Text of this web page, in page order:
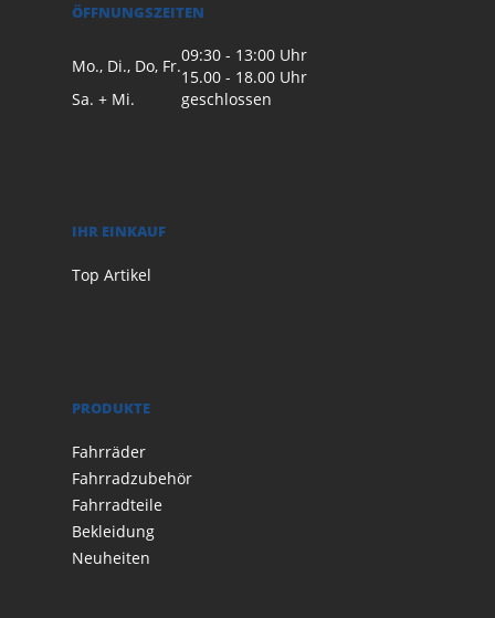
ÖFFNUNGSZEITEN
Mo., Di., Do, Fr.
09:30 - 13:00 Uhr
15.00 - 18.00 Uhr
Sa. + Mi.
geschlossen
IHR EINKAUF
Top Artikel
PRODUKTE
Fahrräder
Fahrradzubehör
Fahrradteile
Bekleidung
Neuheiten